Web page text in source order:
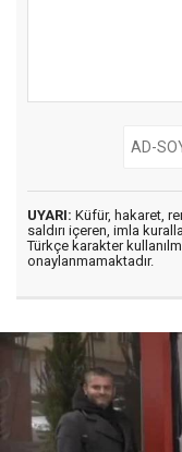
UYARI: Küfür, hakaret,
saldırı içeren, imla
Türkçe karakter
onaylanmamaktadır.